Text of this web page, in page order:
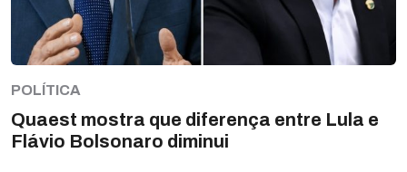
POLÍTICA
Quaest mostra que diferença entre Lula e
Flávio Bolsonaro diminui